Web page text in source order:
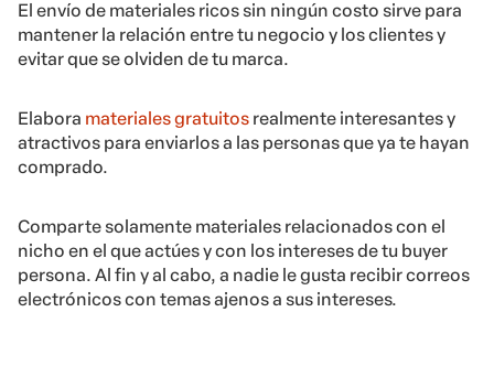
El envío de materiales ricos sin ningún costo sirve para
mantener la relación entre tu negocio y los clientes y
evitar que se olviden de tu marca.
Elabora materiales gratuitos realmente interesantes y
atractivos para enviarlos a las personas que ya te hayan
comprado.
Comparte solamente materiales relacionados con el
nicho en el que actúes y con los intereses de tu buyer
persona. Al fin y al cabo, a nadie le gusta recibir correos
electrónicos con temas ajenos a sus intereses.